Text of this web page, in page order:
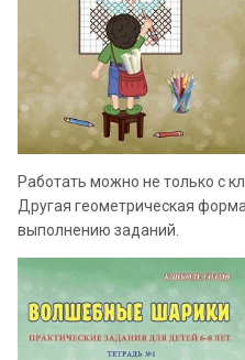
Работать можно не только с
Другая геометрическая
выполнению заданий.